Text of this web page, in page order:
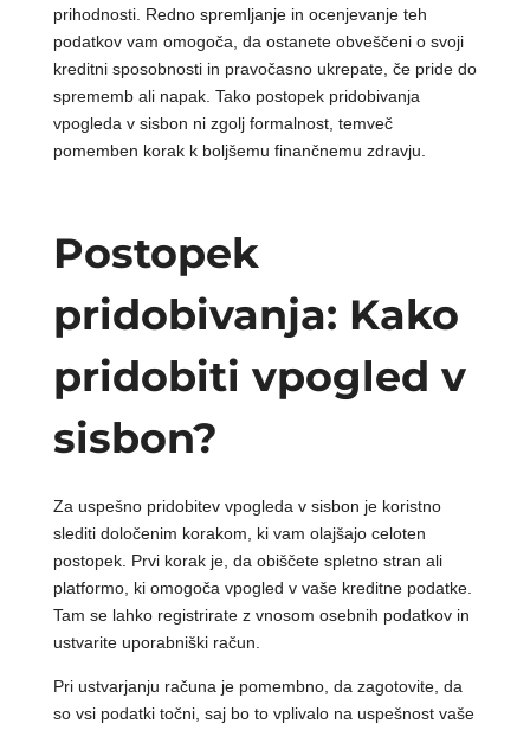
prihodnosti. Redno spremljanje in ocenjevanje teh
podatkov vam omogoča, da ostanete obveščeni o svoji
kreditni sposobnosti in pravočasno ukrepate, če pride do
sprememb ali napak. Tako postopek pridobivanja
vpogleda v sisbon ni zgolj formalnost, temveč
pomemben korak k boljšemu finančnemu zdravju.
Postopek
pridobivanja: Kako
pridobiti vpogled v
sisbon?
Za uspešno pridobitev vpogleda v sisbon je koristno
slediti določenim korakom, ki vam olajšajo celoten
postopek. Prvi korak je, da obiščete spletno stran ali
platformo, ki omogoča vpogled v vaše kreditne podatke.
Tam se lahko registrirate z vnosom osebnih podatkov in
ustvarite uporabniški račun.
Pri ustvarjanju računa je pomembno, da zagotovite, da
so vsi podatki točni, saj bo to vplivalo na uspešnost vaše